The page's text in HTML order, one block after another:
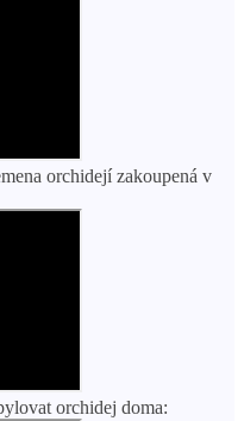
orchidejí zakoupená v
orchidej doma: